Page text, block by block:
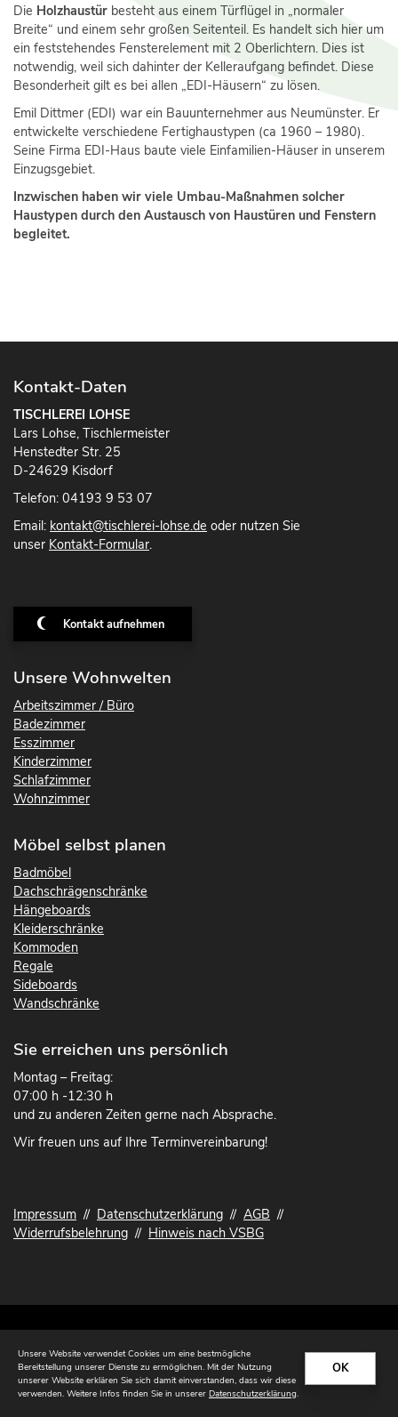
Die Holzhaustür besteht aus einem Türflügel in „normaler
Breite“ und einem sehr großen Seitenteil. Es handelt sich hier um
ein feststehendes Fensterelement mit 2 Oberlichtern. Dies ist
notwendig, weil sich dahinter der Kelleraufgang befindet. Diese
Besonderheit gilt es bei allen „EDI-Häusern“ zu lösen.
Emil Dittmer (EDI) war ein Bauunternehmer aus Neumünster. Er
entwickelte verschiedene Fertighaustypen (ca 1960 – 1980).
Seine Firma EDI-Haus baute viele Einfamilien-Häuser in unserem
Einzugsgebiet.
Inzwischen haben wir viele Umbau-Maßnahmen solcher
Haustypen durch den Austausch von Haustüren und Fenstern
begleitet.
Kontakt-Daten
TISCHLEREI LOHSE
Lars Lohse, Tischlermeister
Henstedter Str. 25
D-24629 Kisdorf
Telefon: 04193 9 53 07
Email: kontakt@tischlerei-lohse.de oder nutzen Sie
unser Kontakt-Formular.
Kontakt aufnehmen
Unsere Wohnwelten
Arbeitszimmer / Büro
Badezimmer
Esszimmer
Kinderzimmer
Schlafzimmer
Wohnzimmer
Möbel selbst planen
Badmöbel
Dachschrägenschränke
Hängeboards
Kleiderschränke
Kommoden
Regale
Sideboards
Wandschränke
Sie erreichen uns persönlich
Montag – Freitag:
07:00 h -12:30 h
und zu anderen Zeiten gerne nach Absprache.
Wir freuen uns auf Ihre Terminvereinbarung!
Impressum // Datenschutzerklärung // AGB //
Widerrufsbelehrung // Hinweis nach VSBG
© 2026 Tischlerei Lohse
OK
Unsere Website verwendet Cookies um eine bestmögliche
Bereitstellung unserer Dienste zu ermöglichen. Mit der Nutzung
unserer Website erklären Sie sich damit einverstanden, dass wir diese
verwenden. Weitere Infos finden Sie in unserer Datenschutzerklärung.